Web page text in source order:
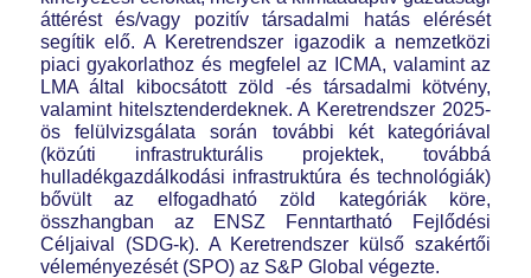
áttérést és/vagy pozitív társadalmi hatás elérését
segítik elő. A Keretrendszer igazodik a nemzetközi
piaci gyakorlathoz és megfelel az ICMA, valamint az
LMA által kibocsátott zöld -és társadalmi kötvény,
valamint hitelsztenderdeknek. A Keretrendszer 2025-
ös felülvizsgálata során további két kategóriával
(közúti infrastrukturális projektek, továbbá
hulladékgazdálkodási infrastruktúra és technológiák)
bővült az elfogadható zöld kategóriák köre,
összhangban az ENSZ Fenntartható Fejlődési
Céljaival (SDG-k). A Keretrendszer külső szakértői
véleményezését (SPO) az S&P Global végezte.